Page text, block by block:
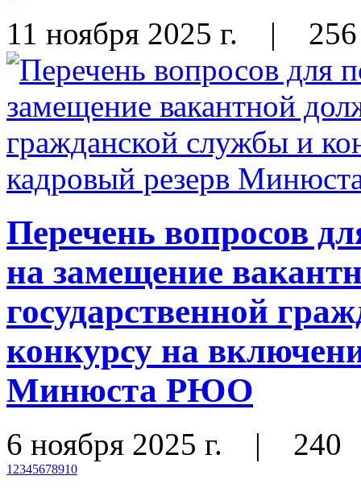
11 ноября 2025 г. | 256
Перечень вопросов
на замещение
государственной
конкурсу на
Минюста РЮО
6 ноября 2025 г. | 240
1 2345678910